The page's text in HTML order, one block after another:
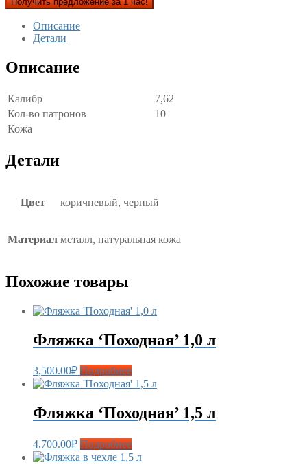
Описание
Детали
Описание
Калибр
7,62
Кол-во патронов
10
Кожа
Детали
Цвет коричневый, черный
Материал металл, натуральная кожа
Похожие товары
Фляжка ‘Походная’ 1,0 л
3,500.00₽ Подробнее
Фляжка ‘Походная’ 1,5 л
4,700.00₽ Подробнее